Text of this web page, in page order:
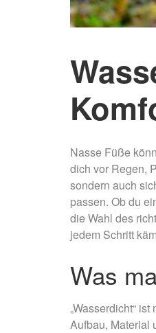
Nasse Füße
dich vor Regen,
sondern auch
passen. Ob du
die Wahl des
jedem Schritt
Was
„Wasserdicht“
Aufbau, Material